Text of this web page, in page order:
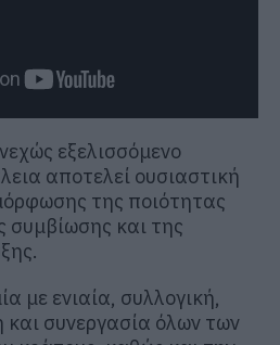
εξελισσόμενο
αποτελεί ουσιαστική
της ποιότητας
συμβίωσης και της
με ενιαία, συλλογική,
και συνεργασία όλων των